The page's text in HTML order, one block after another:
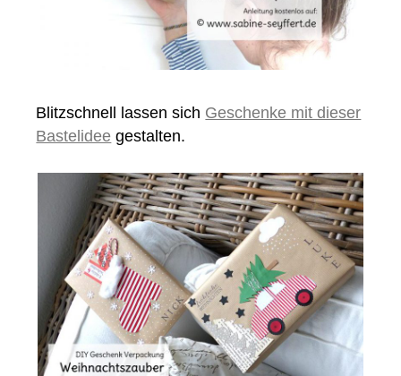
Blitzschnell lassen sich Geschenke mit dieser
Bastelidee gestalten.